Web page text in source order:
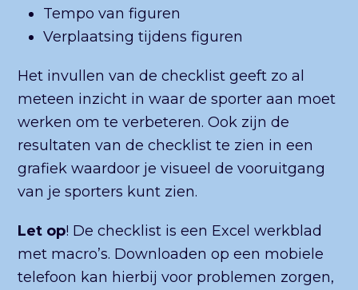
Tempo van figuren
Verplaatsing tijdens figuren
Het invullen van de checklist geeft zo al
meteen inzicht in waar de sporter aan moet
werken om te verbeteren. Ook zijn de
resultaten van de checklist te zien in een
grafiek waardoor je visueel de vooruitgang
van je sporters kunt zien.
Let op! De checklist is een Excel werkblad
met macro’s. Downloaden op een mobiele
telefoon kan hierbij voor problemen zorgen,